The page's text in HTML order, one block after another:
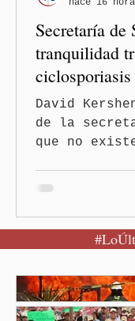
Secretaría de
tranquilidad
David
de la
que no
secretario
federal,
exista un
luego del
hace 16